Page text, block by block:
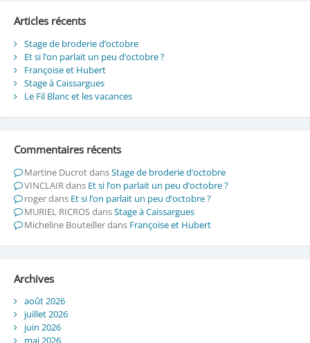
Articles récents
Stage de broderie d’octobre
Et si l’on parlait un peu d’octobre ?
Françoise et Hubert
Stage à Caissargues
Le Fil Blanc et les vacances
Commentaires récents
Martine DucrotdansStage de broderie d’octobre
VINCLAIRdans Et si l’on parlait un peu d’octobre ?
rogerdans Et si l’on parlait un peu d’octobre ?
MURIEL RICROSdansStage à Caissargues
Micheline Bouteillerdans Françoise et Hubert
Archives
août 2026
juillet 2026
juin 2026
mai 2026